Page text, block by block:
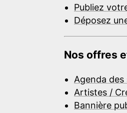
Publiez
Déposez
Nos offres
Agenda
Artistes /
Bannière